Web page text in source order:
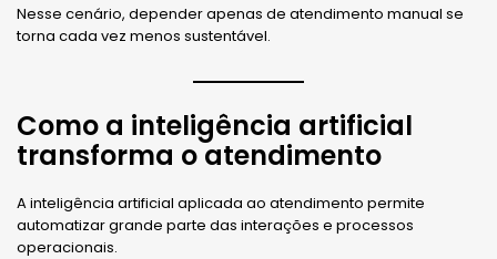
Nesse cenário, depender apenas de atendimento manual se
torna cada vez menos sustentável.
Como a inteligência artificial
transforma o atendimento
A inteligência artificial aplicada ao atendimento permite
automatizar grande parte das interações e processos
operacionais.